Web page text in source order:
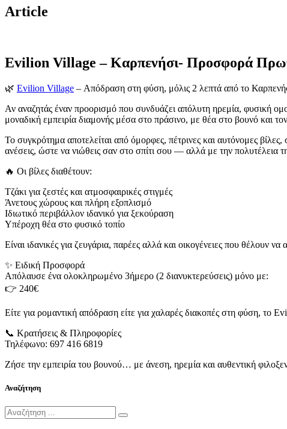
Article
Evilion Village – Καρπενήσι- Προσφορά
🌿 Evilion Village – Απόδραση στη φύση, μόλις 2 λεπτά από το
Αν αναζητάς έναν προορισμό που συνδυάζει απόλυτη ηρεμία, φυσική
μοναδική εμπειρία διαμονής μέσα στο πράσινο, με θέα στο βουνό και
Το συγκρότημα αποτελείται από όμορφες, πέτρινες και αυτόνομες
ανέσεις, ώστε να νιώθεις σαν στο σπίτι σου — αλλά με την πολυτέλεια
🔥 Οι βίλες διαθέτουν:
Τζάκι για ζεστές και ατμοσφαιρικές στιγμές
Άνετους χώρους και πλήρη εξοπλισμό
Ιδιωτικό περιβάλλον ιδανικό για ξεκούραση
Υπέροχη θέα στο φυσικό τοπίο
Είναι ιδανικές για ζευγάρια, παρέες αλλά και οικογένειες που
✨ Ειδική Προσφορά
Απόλαυσε ένα ολοκληρωμένο 3ήμερο (2 διανυκτερεύσεις) μόνο με:
👉 240€
Είτε για ρομαντική απόδραση είτε για χαλαρές διακοπές στη φύση, το
📞 Κρατήσεις & Πληροφορίες
Τηλέφωνο: 697 416 6819
Ζήσε την εμπειρία του βουνού… με άνεση, ηρεμία και αυθεντική
Αναζήτηση